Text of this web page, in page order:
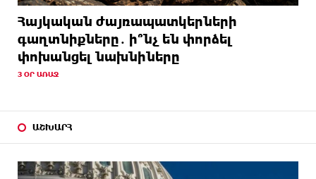
Հայկական ժայռապատկերների
գաղտնիքները․ ի՞նչ են փորձել
փոխանցել նախնիները
3 ՕՐ ԱՌԱՋ
ԱՇԽԱՐՀ